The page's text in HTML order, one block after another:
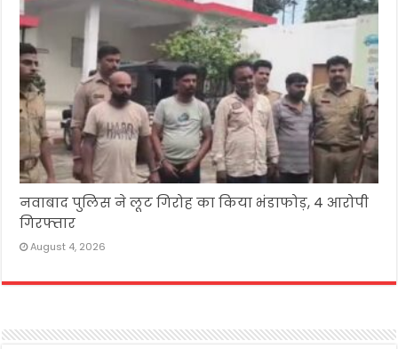
नवाबाद पुलिस ने लूट गिरोह का किया भंडाफोड़, 4 आरोपी
गिरफ्तार
August 4, 2026